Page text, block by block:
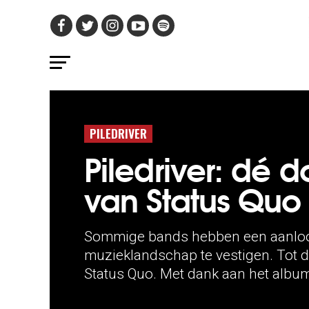
PILEDRIVER
Piledriver: dé
van Status Quo
Sommige bands hebben een
muzieklandschap te vestigen. Tot
Status Quo. Met dank aan het